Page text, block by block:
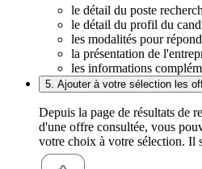
le détail du poste
le détail du profil du
les modalités pour
la présentation de
les informations
5. Ajouter à votre sélection les
Depuis la page de résultats de
d'une offre consultée, vous
votre choix à votre sélection. Il